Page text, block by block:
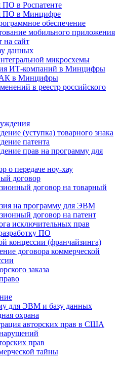
ПО в Роспатенте
ПО в Минцифре
обеспечение
мобильного приложения
на сайт
данных
микросхемы
ИТ-компаний в Минцифры
в Минцифры
в реестр российского
(уступка) товарного знака
патента
прав на программу для
о передаче ноу-хау
договор
договор на товарный
на программу для ЭВМ
договор на патент
исключительных прав
ПО
концессии (франчайзинга)
договора коммерческой
заказа
для ЭВМ и базу данных
охрана
авторских прав в США
прав
тайны